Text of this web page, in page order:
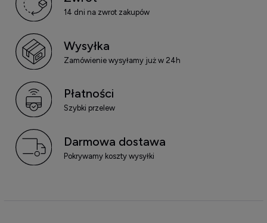
14 dni na zwrot zakupów
Wysyłka
Zamówienie wysyłamy już w 24h
Płatności
Szybki przelew
Darmowa dostawa
Pokrywamy koszty wysyłki